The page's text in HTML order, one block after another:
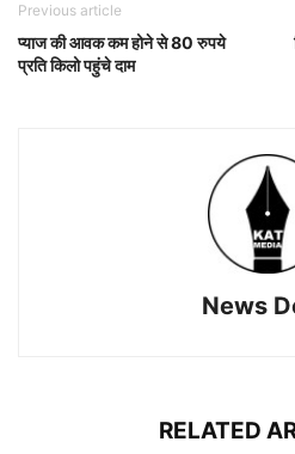
Previous article
प्याज की आवक कम होने से 80 रुपये
प्रति किलो पहुंचे दाम
News
RELATED